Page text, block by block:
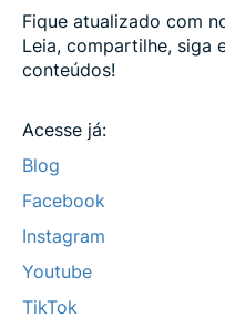
Fique atualizado com
Leia, compartilhe, siga
conteúdos!
Acesse já:
Blog
Facebook
Instagram
Youtube
TikTok